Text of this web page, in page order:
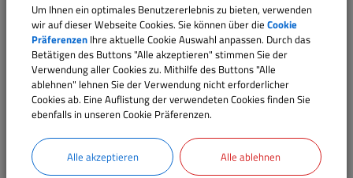
Die wirtschaftliche Infrastruktur besticht durch
interessante Kontraste, neben traditionellen
Handwerksbetrieben, verschiedenen Dienstleistern und
gutbürgerlicher Gastronomie, wissen wir auch
innovative, zukunftsweisende Aktivitäten bei uns
beheimatet.
Um Ihnen ein optimales Benutzererlebnis zu bieten, verwenden
wir auf dieser Webseite Cookies. Sie können über die Cookie
Präferenzen Ihre aktuelle Cookie Auswahl anpassen. Durch das
Betätigen des Buttons "Alle akzeptieren" stimmen Sie der
Verwendung aller Cookies zu. Mithilfe des Buttons "Alle
ablehnen" lehnen Sie der Verwendung nicht erforderlicher
Cookies ab. Eine Auflistung der verwendeten Cookies finden Sie
ebenfalls in unseren Cookie Präferenzen.
Alle akzeptieren Alle ablehnen